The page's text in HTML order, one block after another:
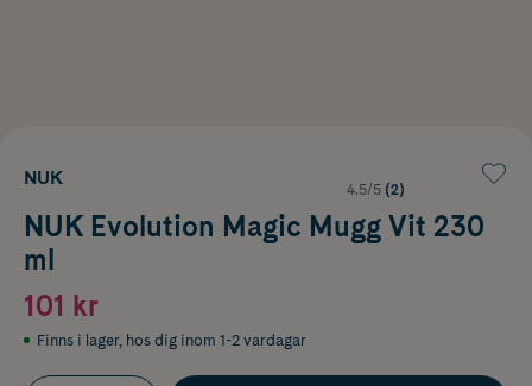
NUK
4.5/5 (2)
NUK Evolution Magic Mugg Vit 230
ml
101 kr
Finns i lager, hos dig inom 1-2 vardagar